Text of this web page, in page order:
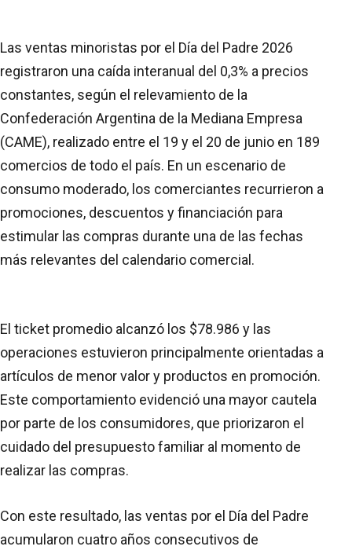
Las ventas minoristas por el Día del Padre 2026
registraron una caída interanual del 0,3% a precios
constantes, según el relevamiento de la
Confederación Argentina de la Mediana Empresa
(CAME), realizado entre el 19 y el 20 de junio en 189
comercios de todo el país. En un escenario de
consumo moderado, los comerciantes recurrieron a
promociones, descuentos y financiación para
estimular las compras durante una de las fechas
más relevantes del calendario comercial.
El ticket promedio alcanzó los $78.986 y las
operaciones estuvieron principalmente orientadas a
artículos de menor valor y productos en promoción.
Este comportamiento evidenció una mayor cautela
por parte de los consumidores, que priorizaron el
cuidado del presupuesto familiar al momento de
realizar las compras.
Con este resultado, las ventas por el Día del Padre
acumularon cuatro años consecutivos de